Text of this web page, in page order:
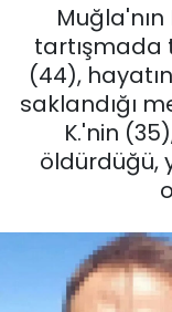
tartışmada
(44),
saklandığı
K.'nin
öldürdüğü,
EĞİTİM
EKONOMİ
English
KÜLTÜR
MAGAZİN
Tüm
Son
Haber